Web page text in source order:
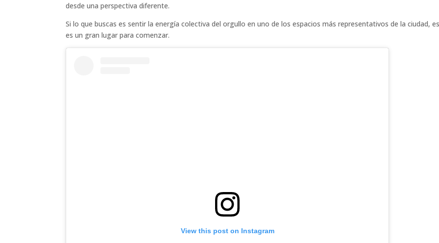
desde una perspectiva diferente.
Si lo que buscas es sentir la energía colectiva del orgullo en uno de los espacios más representativos de la ciudad,
es un gran lugar para comenzar.
View this post on Instagram